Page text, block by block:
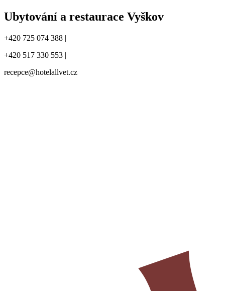
Ubytování a restaurace Vyškov
+420 725 074 388 |
+420 517 330 553 |
recepce@hotelallvet.cz